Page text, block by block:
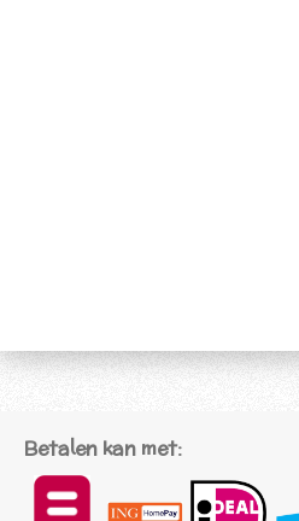
Betalen kan met: